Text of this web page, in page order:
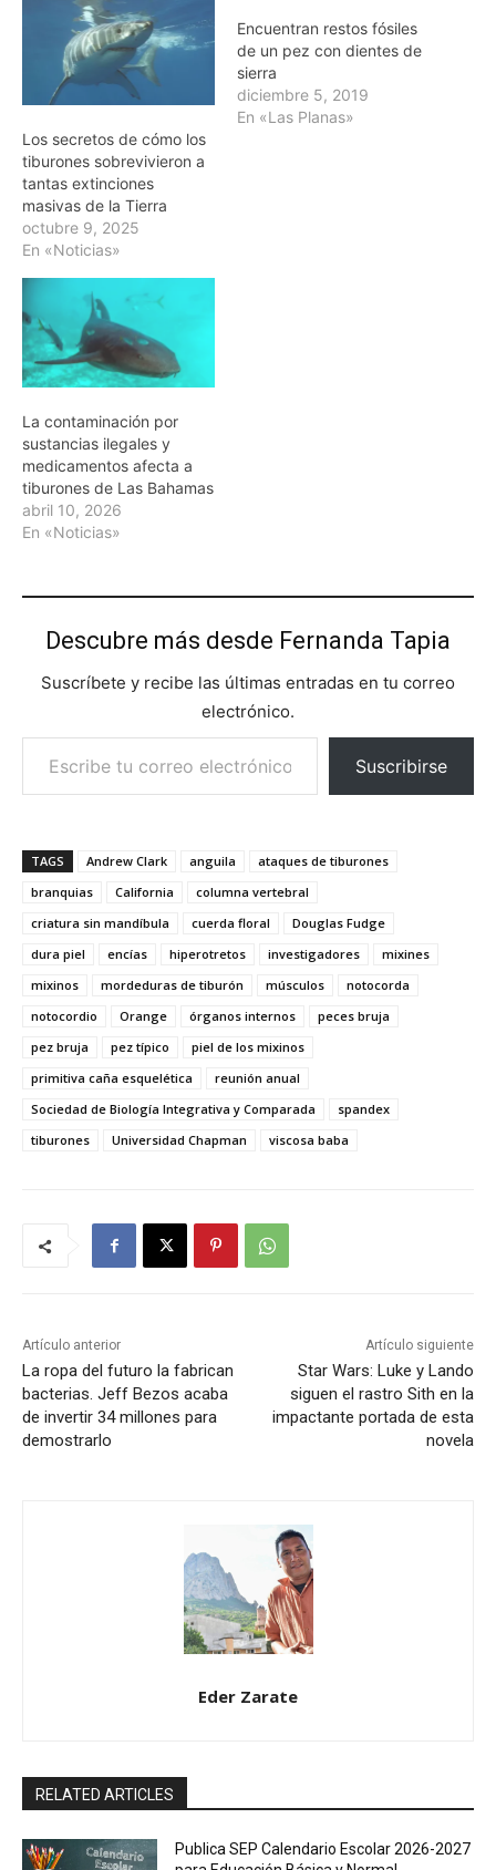
Los secretos de cómo los
tiburones sobrevivieron a
tantas extinciones
masivas de la Tierra
octubre 9, 2025
En «Noticias»
Encuentran restos fósiles
de un pez con dientes de
sierra
diciembre 5, 2019
En «Las Planas»
La contaminación por
sustancias ilegales y
medicamentos afecta a
tiburones de Las Bahamas
abril 10, 2026
En «Noticias»
Descubre más desde Fernanda Tapia
Suscríbete y recibe las últimas entradas en tu correo
electrónico.
Escribe tu correo electrónico…
Suscribirse
TAGS Andrew Clark anguila
ataques de tiburones
branquias
California
columna vertebral
criatura sin mandíbula
cuerda floral
Douglas Fudge
dura piel
encías hiperotretos investigadores
mixines
mixinos
mordeduras de tiburón músculos
notocorda
notocordio
Orange órganos internos
peces bruja
pez bruja
pez típico
piel de los mixinos
primitiva caña esquelética
reunión anual
Sociedad de Biología Integrativa y Comparada
spandex
tiburones
Universidad Chapman viscosa baba
Artículo anterior
La ropa del futuro la fabrican
bacterias. Jeff Bezos acaba
de invertir 34 millones para
demostrarlo
Artículo siguiente
Star Wars: Luke y Lando
siguen el rastro Sith en la
impactante portada de esta
novela
Eder Zarate
RELATED ARTICLES
Publica SEP Calendario Escolar 2026-2027